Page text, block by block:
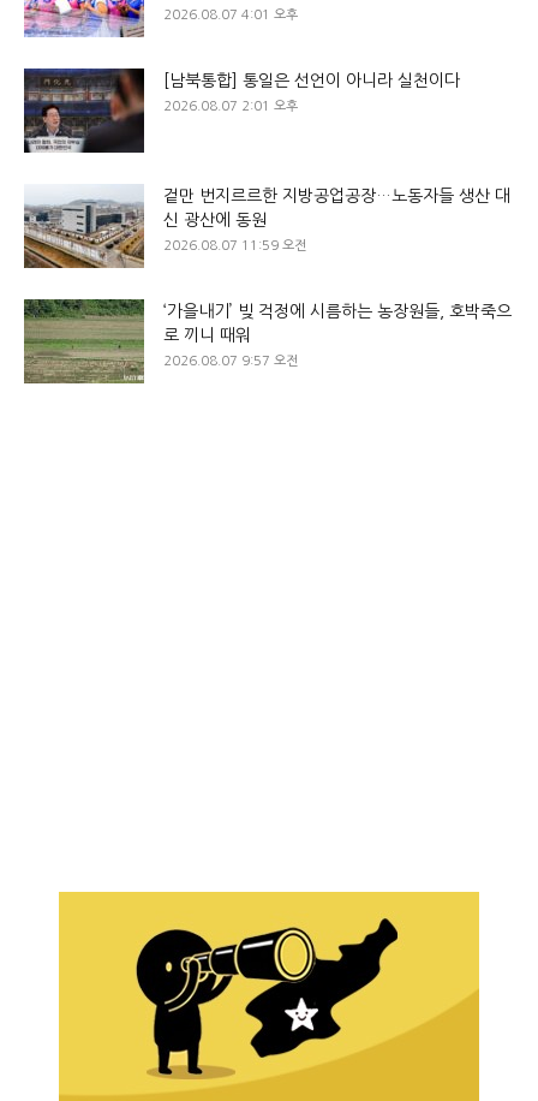
2026.08.07 4:01 오후
[남북통합] 통일은 선언이 아니라 실천이다
2026.08.07 2:01 오후
겉만 번지르르한 지방공업공장…노동자들 생산 대
신 광산에 동원
2026.08.07 11:59 오전
‘가을내기’ 빚 걱정에 시름하는 농장원들, 호박죽으
로 끼니 때워
2026.08.07 9:57 오전